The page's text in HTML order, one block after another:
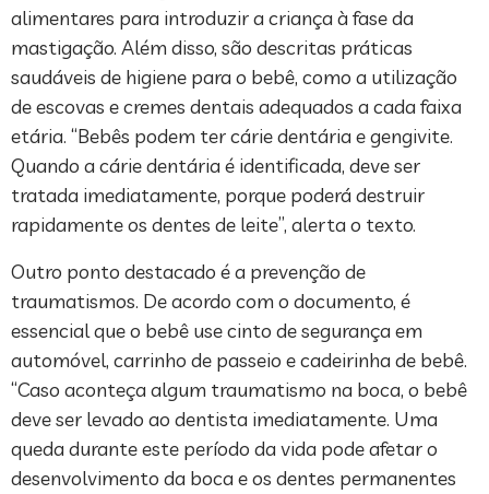
alimentares para introduzir a criança à fase da
mastigação. Além disso, são descritas práticas
saudáveis de higiene para o bebê, como a utilização
de escovas e cremes dentais adequados a cada faixa
etária. “Bebês podem ter cárie dentária e gengivite.
Quando a cárie dentária é identificada, deve ser
tratada imediatamente, porque poderá destruir
rapidamente os dentes de leite”, alerta o texto.
Outro ponto destacado é a prevenção de
traumatismos. De acordo com o documento, é
essencial que o bebê use cinto de segurança em
automóvel, carrinho de passeio e cadeirinha de bebê.
“Caso aconteça algum traumatismo na boca, o bebê
deve ser levado ao dentista imediatamente. Uma
queda durante este período da vida pode afetar o
desenvolvimento da boca e os dentes permanentes